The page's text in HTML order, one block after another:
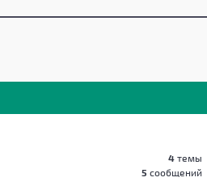
4 темы
5 сообщений